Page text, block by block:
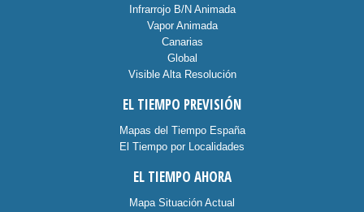
Infrarrojo B/N Animada
Vapor Animada
Canarias
Global
Visible Alta Resolución
EL TIEMPO PREVISIÓN
Mapas del Tiempo España
El Tiempo por Localidades
EL TIEMPO AHORA
Mapa Situación Actual